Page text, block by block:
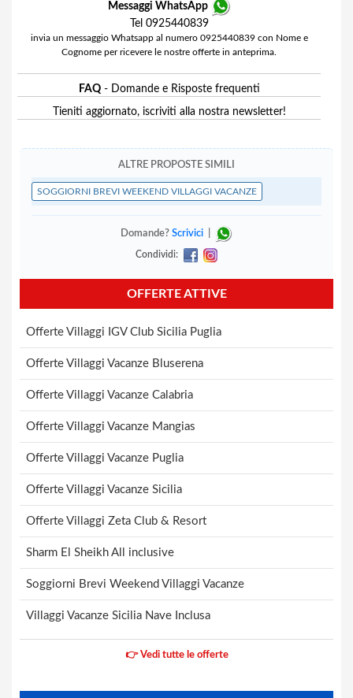
Messaggi WhatsApp
Tel 0925440839
invia un messaggio Whatsapp al numero 0925440839 con Nome e
Cognome per ricevere le nostre offerte in anteprima.
FAQ- Domande e Risposte frequenti
Tieniti aggiornato, iscriviti alla nostra newsletter!
ALTRE PROPOSTE SIMILI
SOGGIORNI BREVI WEEKEND VILLAGGI VACANZE
Domande? Scrivici
Condividi:
OFFERTE ATTIVE
Offerte Villaggi IGV Club Sicilia Puglia
Offerte Villaggi Vacanze Bluserena
Offerte Villaggi Vacanze Calabria
Offerte Villaggi Vacanze Mangias
Offerte Villaggi Vacanze Puglia
Offerte Villaggi Vacanze Sicilia
Offerte Villaggi Zeta Club & Resort
Sharm El Sheikh All inclusive
Soggiorni Brevi Weekend Villaggi Vacanze
Villaggi Vacanze Sicilia Nave Inclusa
👉 Vedi tutte le offerte